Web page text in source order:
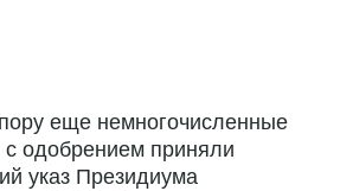
еще немногочисленные
с одобрением приняли
указ Президиума